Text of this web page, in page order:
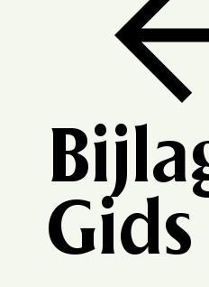
Gids